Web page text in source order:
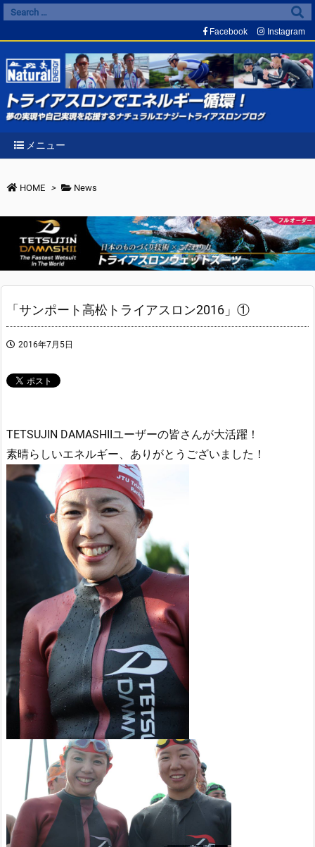
メニュー
Facebook Instagram
HOME > News
「サンポート高松トライアスロン2016」①
2016年7月5日
TETSUJIN DAMASHIIユーザーの皆さんが大活躍！
素晴らしいエネルギー、ありがとうございました！